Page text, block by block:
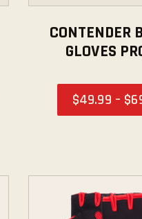
CONTENDER
GLOVES
$49.99 – $